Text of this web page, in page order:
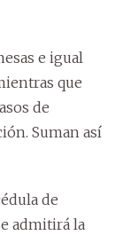
e igual
que
de
Suman así
de
admitirá la